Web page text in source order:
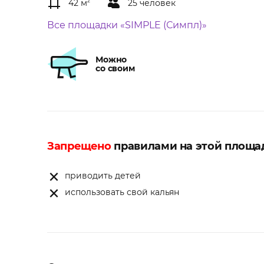
42 м 25 человек
Все площадки «SIMPLE (Симпл)»
Можно
со своим
Запрещеноправилами на этой
приводить детей
использовать свой кальян